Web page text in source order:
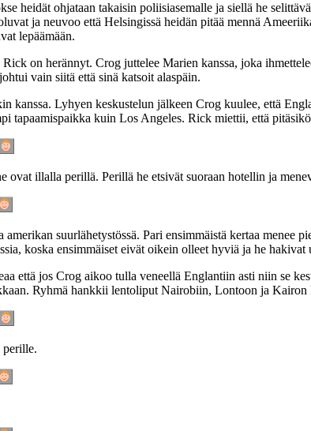
heidät ohjataan takaisin poliisiasemalle ja siellä he
ja neuvoo että Helsingissä heidän pitää mennä
lepäämään.
on herännyt. Crog juttelee Marien kanssa, joka
vain siitä että sinä katsoit alaspäin.
kanssa. Lyhyen keskustelun jälkeen Crog kuulee, että
tapaamispaikka kuin Los Angeles. Rick miettii, että
ovat illalla perillä. Perillä he etsivät suoraan hotellin ja
suurlähetystössä. Pari ensimmäistä kertaa
koska ensimmäiset eivät oikein olleet hyviä ja he
että jos Crog aikoo tulla veneellä Englantiin asti niin se
Ryhmä hankkii lentoliput Nairobiin, Lontoon ja Kairon
perille.